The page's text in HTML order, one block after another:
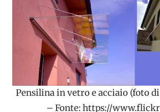
Pensilina in vetro e acciaio (foto
– Fonte: https://